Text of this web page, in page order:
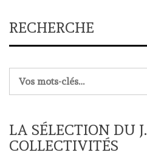
RECHERCHE
LA SÉLECTION DU
COLLECTIVITÉS